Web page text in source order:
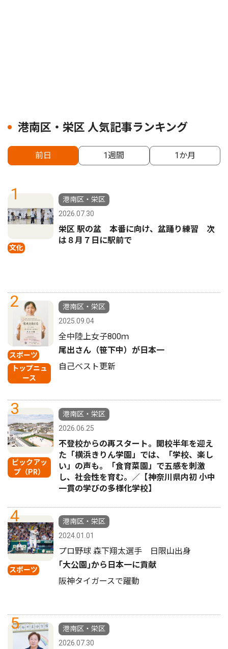
港南区・栄区 人気記事ランキング
前日 1週間 1か月
1
文化
港南区・栄区
2026.07.30
栄区 駅の盆 本番に向け、盆踊り練習 次
は８月７日に駅前で
2
スポーツ
トップニュ
ース
港南区・栄区
2025.09.04
全中陸上女子800ｍ
尾出さん（笹下中）が日本一
自己ベスト更新
3
ピックアッ
プ（PR）
港南区・栄区
2026.06.25
不登校からの再スタート。開校半年を迎え
た「横浜きりん学園」では、「学校、楽し
い」の声も。「食育菜園」で五感を刺激
し、社会性を育む。／【神奈川県内初 小中
一貫の学びの多様化学校】
4
スポーツ
港南区・栄区
2024.01.01
プロ野球 森下翔太選手 日限山出身
｢大公園｣から日本一に貢献
阪神タイガースで躍動
5
港南区・栄区
2026.07.30